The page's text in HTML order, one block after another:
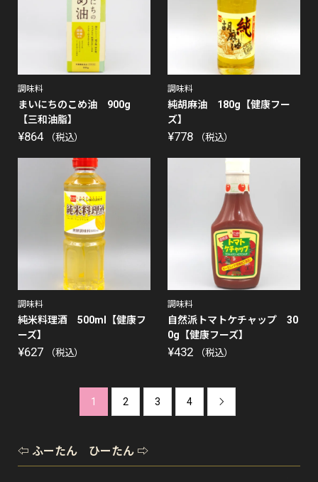
調味料
まいにちのこめ油 900g
【三和油脂】
¥864 （税込）
調味料
純胡麻油 180g【健康フー
ズ】
¥778 （税込）
調味料
純米料理酒 500ml【健康フ
ーズ】
¥627 （税込）
調味料
自然派トマトケチャップ 30
0g【健康フーズ】
¥432 （税込）
1 2 3 4 
⇦ ふーたん ひーたん ⇨